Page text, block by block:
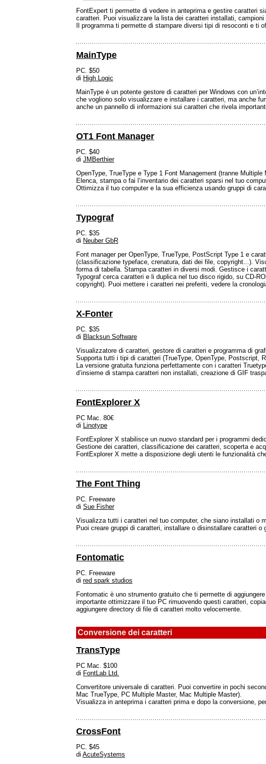
FontExpert ti permette di vedere in anteprima e gestire caratteri
caratteri. Puoi visualizzare la lista dei caratteri installati,
Il programma ti permette di stampare diversi tipi di resoconti e ti
MainType
PC. $50
di High Logic
MainType è un potente gestore di caratteri per Windows con
che vogliono solo visualizzare e installare i caratteri, ma anche
anche un pannello di informazioni sui caratteri che rivela
OT1 Font Manager
PC. $40
di JMBerthier
OpenType, TrueType e Type 1 Font Management (tranne Multiple
Elenca, stampa o fai l’inventario dei caratteri sparsi nel tuo
Ottimizza il tuo computer e la sua efficienza usando gruppi di
Typograf
PC. $35
di Neuber GbR
Font manager per OpenType, TrueType, PostScript Type 1 e
(classificazione typeface, crenatura, dati dei file, copyright...).
forma di tabella. Stampa caratteri in diversi modi. Gestisce i
Typograf cerca caratteri e li duplica nel tuo disco rigido, su CD-
copyright). Puoi mettere i caratteri nei preferiti, vedere la
X-Fonter
PC. $35
di Blacksun Software
Visualizzatore di caratteri, gestore di caratteri e programma di
Supporta tutti i tipi di caratteri (TrueType, OpenType, Postscript,
La versione gratuita funziona perfettamente con i caratteri
d’insieme di stampa caratteri non installati, creazione di GIF
FontExplorer X
PC Mac. 80€
di Linotype
FontExplorer X stabilisce un nuovo standard per i programmi
Gestione dei caratteri, classificazione dei caratteri, scoperta e
FontExplorer X mette a disposizione degli utenti le funzionalità
The Font Thing
PC. Freeware
di Sue Fisher
Visualizza tutti i caratteri nel tuo computer, che siano installati o
Puoi creare gruppi di caratteri, installare o disinstallare caratteri
Fontomatic
PC. Freeware
di red spark studios
Fontomatic è uno strumento gratuito che ti permette di
importante ottimizzare il tuo PC rimuovendo questi caratteri,
aggiungere directory di file di caratteri molto velocemente.
Conversione dei caratteri
TransType
PC Mac. $100
di FontLab Ltd.
Convertitore universale di caratteri. Puoi convertire in pochi
Mac TrueType, PC Multiple Master, Mac Multiple Master).
Visualizza in anteprima i caratteri prima e dopo la conversione,
CrossFont
PC. $45
di AcuteSystems